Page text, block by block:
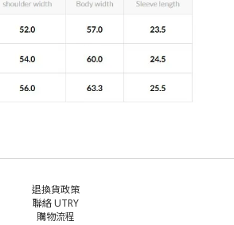
退換貨政策
聯絡 UTRY
購物流程